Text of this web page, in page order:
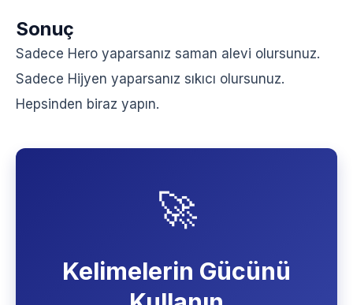
Sonuç
Sadece Hero yaparsanız saman alevi olursunuz.
Sadece Hijyen yaparsanız sıkıcı olursunuz.
Hepsinden biraz yapın.
🚀
Kelimelerin Gücünü